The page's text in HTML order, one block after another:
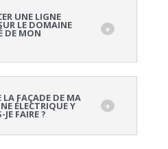
UNE LIGNE
LE DOMAINE
DE MON
LA FAÇADE DE MA
ÉLECTRIQUE Y
FAIRE ?